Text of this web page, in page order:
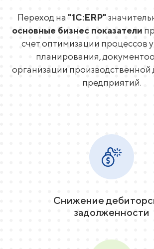
Переход на "1С:ERP"
основные бизнес показатели
счет оптимизации процессов
планирования,
организации производственной
предприятий.
Снижение
задолженности